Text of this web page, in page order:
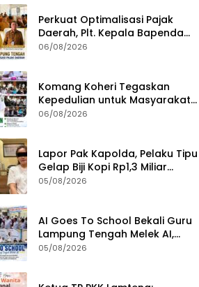
Perkuat Optimalisasi Pajak
Daerah, Plt. Kepala Bapenda
Lampung Tengah Minta Seluruh
06/08/2026
Komang Koheri Tegaskan
Kepedulian untuk Masyarakat
Lampung Tengah Lewat
06/08/2026
Lapor Pak Kapolda, Pelaku Tipu
Gelap Biji Kopi Rp1,3 Miliar
Dibebaskan: Sempat
05/08/2026
AI Goes To School Bekali Guru
Lampung Tengah Melek AI,
Perkuat Transformasi
05/08/2026